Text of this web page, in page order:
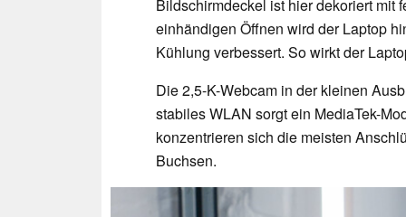
Bildschirmdeckel ist hier dekoriert mit
einhändigen Öffnen wird der Laptop
Kühlung verbessert. So wirkt der
Die 2,5-K-Webcam in der kleinen
stabiles WLAN sorgt ein MediaTek-
konzentrieren sich die meisten
Buchsen.